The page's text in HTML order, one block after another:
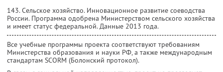
143. Сельское хозяйство. Инновационное развитие соеводства
России. Программа одобрена Министерством сельского хозяйства
и имеет статус федеральной. Данные 2013 года.
Все учебные программы проекта соответствуют требованиям
Министерства образования и науки РФ, а также международным
стандартам SCORM (Болонский протокол).